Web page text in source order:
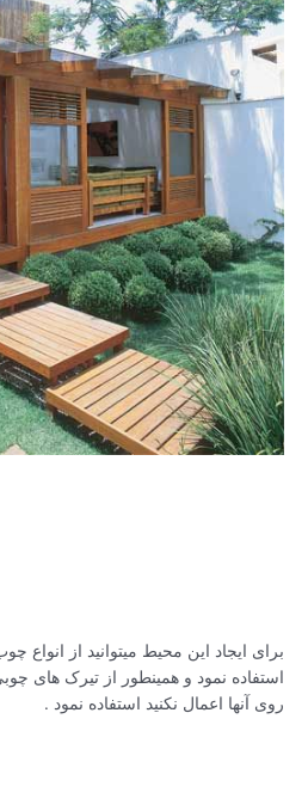
برای ایجاد این محیط میتوانید از
استفاده نمود و همینطور از تیرک های
روی آنها اعمال نکنید استفاده نمود .